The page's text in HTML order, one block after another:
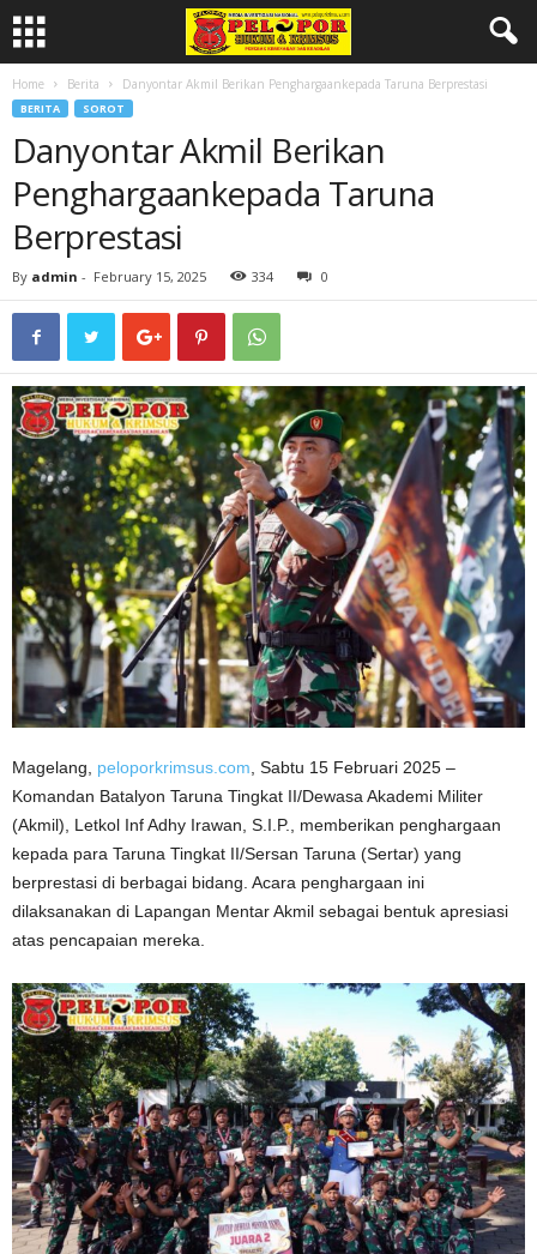
Home Berita Danyontar Akmil Berikan Penghargaankepada Taruna Berprestasi
BERITA SOROT
Danyontar Akmil Berikan
Penghargaankepada Taruna
Berprestasi
By admin - February 15, 2025 334 0
Magelang, peloporkrimsus.com, Sabtu 15 Februari 2025 –
Komandan Batalyon Taruna Tingkat II/Dewasa Akademi Militer
(Akmil), Letkol Inf Adhy Irawan, S.I.P., memberikan penghargaan
kepada para Taruna Tingkat II/Sersan Taruna (Sertar) yang
berprestasi di berbagai bidang. Acara penghargaan ini
dilaksanakan di Lapangan Mentar Akmil sebagai bentuk apresiasi
atas pencapaian mereka.